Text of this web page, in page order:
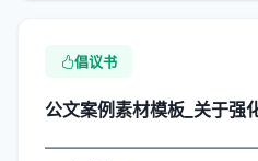
倡议书
公文案例素材模板_关于强